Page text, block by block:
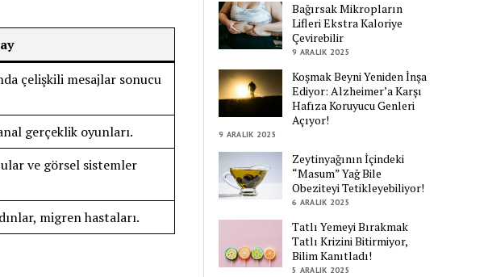
çelişkili mesajlar sonucu
gerçeklik oyunları.
ve görsel sistemler
migren hastaları.
Bağırsak Mikropların
Lifleri Ekstra Kaloriye
Çevirebilir
9 ARALIK 2025
Koşmak Beyni Yeniden İnşa
Ediyor: Alzheimer’a Karşı
Hafıza Koruyucu Genleri
Açıyor!
9 ARALIK 2025
Zeytinyağının İçindeki
“Masum” Yağ Bile
Obeziteyi Tetikleyebiliyor!
6 ARALIK 2025
Tatlı Yemeyi Bırakmak
Tatlı Krizini Bitirmiyor,
Bilim Kanıtladı!
5 ARALIK 2025